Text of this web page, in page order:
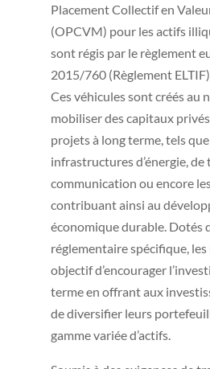
Placement Collectif en
(OPCVM) pour les actifs
sont régis par le règlement
2015/760 (Règlement ELTIF).
Ces véhicules sont créés au
mobiliser des capitaux
projets à long terme, tels
infrastructures d’énergie,
communication ou encore
contribuant ainsi au
économique durable. Dotés
réglementaire spécifique,
objectif d’encourager
terme en offrant aux
de diversifier leurs
gamme variée d’actifs.